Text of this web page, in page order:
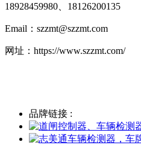
18928459980、18126200135
Email：szzmt@szzmt.com
网址：https://www.szzmt.com/
品牌链接 :